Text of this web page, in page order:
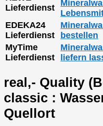
Lieferdienst
EDEKA24
Lieferdienst
bestellen
MyTime
Lieferdienst
liefern
real,- Quality
classic :
Quellort